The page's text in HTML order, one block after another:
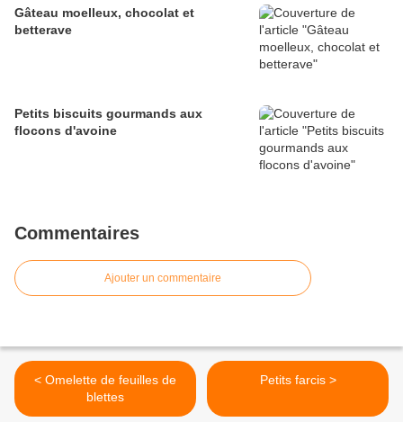
Gâteau moelleux, chocolat et
betterave
Petits biscuits gourmands aux
flocons d'avoine
Commentaires
Ajouter un commentaire
< Omelette de feuilles de
blettes
Petits farcis >